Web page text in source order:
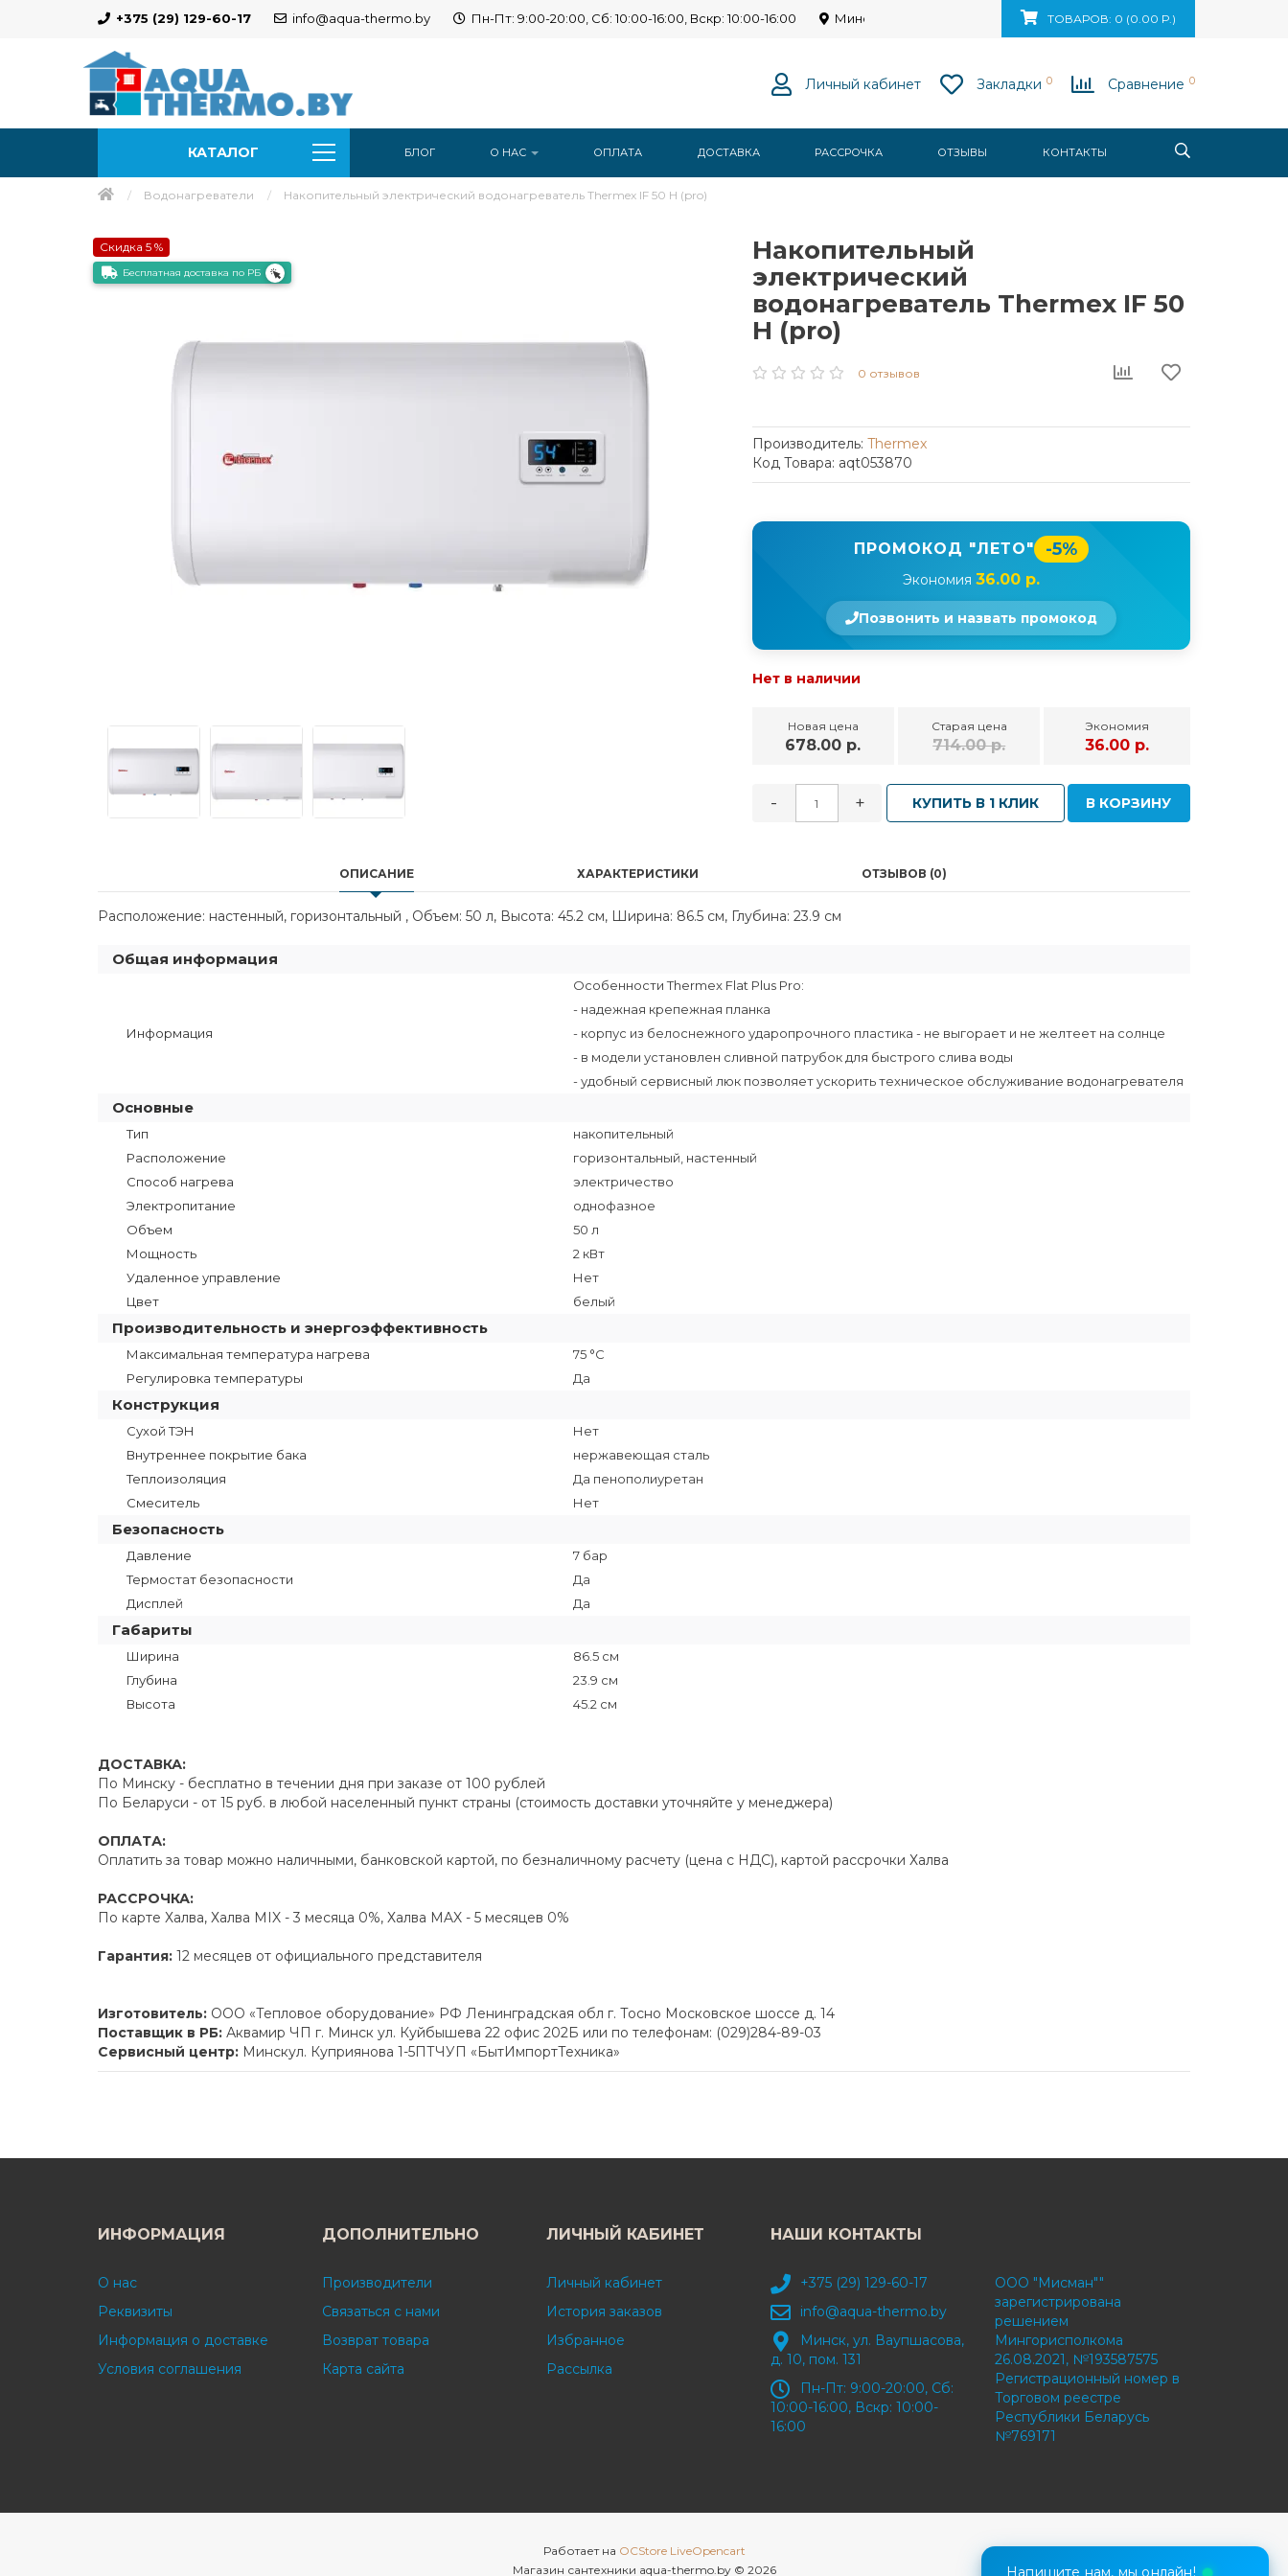
+375 (29) 129-60-17 info@aqua-thermo.by Пн-Пт: 9:00-20:00, Сб: 10:00-16:00, Вскр: 10:00-16:00 Минск, ул. Ваупшасова, д. 10, пом. 131ТОВАРОВ: 0 (0.00 Р.)
Личный кабинет Закладки 0 Сравнение 0
КАТАЛОГ БЛОГ О НАС ОПЛАТА ДОСТАВКА РАССРОЧКА ОТЗЫВЫ КОНТАКТЫ
Водонагреватели Накопительный электрический водонагреватель Thermex IF 50 H (pro)
Скидка 5 %
Бесплатная доставка по РБ
Накопительный
электрический
водонагреватель Thermex IF 50
H (pro)
0 отзывов
Производитель: Thermex
Код Товара: aqt053870
ПРОМОКОД "ЛЕТО" -5%
Экономия 36.00 р.
Позвонить и назвать промокод
Нет в наличии
Новая цена
678.00 р.
Старая цена
714.00 р.
Экономия
36.00 р.
- + КУПИТЬ В 1 КЛИК В КОРЗИНУ
ОПИСАНИЕ ХАРАКТЕРИСТИКИ ОТЗЫВОВ (0)
Расположение: настенный, горизонтальный , Объем: 50 л, Высота: 45.2 см, Ширина: 86.5 см, Глубина: 23.9 см
Общая информация
Информация
Особенности Thermex Flat Plus Pro:
- надежная крепежная планка
- корпус из белоснежного ударопрочного пластика - не выгорает и не желтеет на солнце
- в модели установлен сливной патрубок для быстрого слива воды
- удобный сервисный люк позволяет ускорить техническое обслуживание водонагревателя
Основные
Тип
накопительный
Расположение
горизонтальный, настенный
Способ нагрева
электричество
Электропитание
однофазное
Объем
50 л
Мощность
2 кВт
Удаленное управление
Нет
Цвет
белый
Производительность и энергоэффективность
Максимальная температура нагрева
75 °C
Регулировка температуры
Да
Конструкция
Сухой ТЭН
Нет
Внутреннее покрытие бака
нержавеющая сталь
Теплоизоляция
Да пенополиуретан
Смеситель
Нет
Безопасность
Давление
7 бар
Термостат безопасности
Да
Дисплей
Да
Габариты
Ширина
86.5 см
Глубина
23.9 см
Высота
45.2 см
ДОСТАВКА:
По Минску - бесплатно в течении дня при заказе от 100 рублей
По Беларуси - от 15 руб. в любой населенный пункт страны (стоимость доставки уточняйте у менеджера)
ОПЛАТА:
Оплатить за товар можно наличными, банковской картой, по безналичному расчету (цена с НДС), картой рассрочки Халва
РАССРОЧКА:
По карте Халва, Халва MIX - 3 месяца 0%, Халва MAX - 5 месяцев 0%
Гарантия: 12 месяцев от официального представителя
Изготовитель: ООО «Тепловое оборудование» РФ Ленинградская обл г. Тосно Московское шоссе д. 14
Поставщик в РБ: Аквамир ЧП г. Минск ул. Куйбышева 22 офис 202Б или по телефонам: (029)284-89-03
Сервисный центр: Минскул. Куприянова 1-5ПТЧУП «БытИмпортТехника»
ИНФОРМАЦИЯ
О нас
Реквизиты
Информация о доставке
Условия соглашения
ДОПОЛНИТЕЛЬНО
Производители
Связаться с нами
Возврат товара
Карта сайта
ЛИЧНЫЙ КАБИНЕТ
Личный кабинет
История заказов
Избранное
Рассылка
НАШИ КОНТАКТЫ
+375 (29) 129-60-17
info@aqua-thermo.by
Минск, ул. Ваупшасова,
д. 10, пом. 131
Пн-Пт: 9:00-20:00, Сб:
10:00-16:00, Вскр: 10:00-
16:00
ООО "Мисман""
зарегистрирована
решением
Мингорисполкома
26.08.2021, №193587575
Регистрационный номер в
Торговом реестре
Республики Беларусь
№769171
Работает на OCStore LiveOpencart
Магазин сантехники aqua-thermo.by © 2026
Напишите нам, мы онлайн!